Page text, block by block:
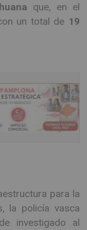
que, en el
un total de 19
para la
la policía vasca
investigado al